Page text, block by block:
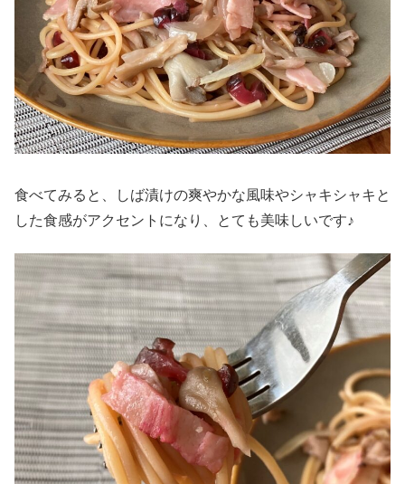
食べてみると、しば漬けの爽やかな風味やシャキシャキと
した食感がアクセントになり、とても美味しいです♪